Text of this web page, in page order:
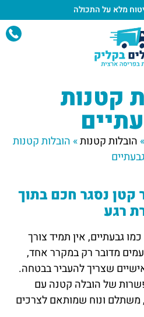
מלא על התכולה
קטנות
» הובלות קטנות» הובלות קטנות
קטן נסגר חכם בתוך
רגע
גבעתיים, אין תמיד צורך
מדובר רק במקרר אחד,
שצריך להעביר בבטחה.
של הובלה קטנה עם
משתלם ונוח שמותאם לצרכים